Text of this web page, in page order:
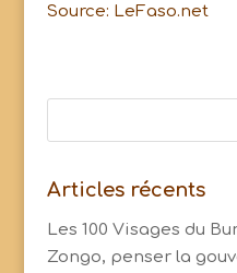
Source: LeFaso.net
Articles récents
Les 100 Visages du
Zongo, penser la